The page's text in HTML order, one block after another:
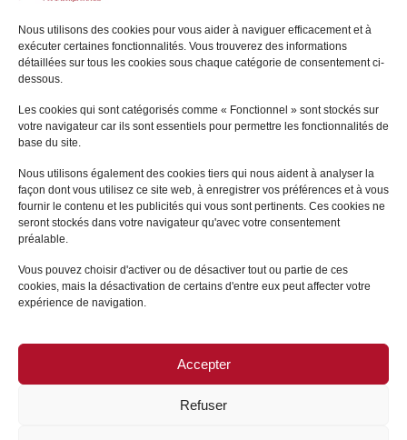
Nous utilisons des cookies pour vous aider à naviguer efficacement et à
exécuter certaines fonctionnalités. Vous trouverez des informations
détaillées sur tous les cookies sous chaque catégorie de consentement ci-
dessous.
Les cookies qui sont catégorisés comme « Fonctionnel » sont stockés sur
votre navigateur car ils sont essentiels pour permettre les fonctionnalités de
base du site.
Nous utilisons également des cookies tiers qui nous aident à analyser la
façon dont vous utilisez ce site web, à enregistrer vos préférences et à vous
fournir le contenu et les publicités qui vous sont pertinents. Ces cookies ne
seront stockés dans votre navigateur qu'avec votre consentement
préalable.
Vous pouvez choisir d'activer ou de désactiver tout ou partie de ces
cookies, mais la désactivation de certains d'entre eux peut affecter votre
expérience de navigation.
Accepter
Refuser
SophieGONSARD
LE VÉSINET